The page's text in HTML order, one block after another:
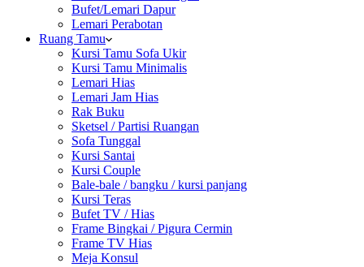
Bufet/Lemari Dapur
Lemari Perabotan
Ruang Tamu
Kursi Tamu Sofa Ukir
Kursi Tamu Minimalis
Lemari Hias
Lemari Jam Hias
Rak Buku
Sketsel / Partisi Ruangan
Sofa Tunggal
Kursi Santai
Kursi Couple
Bale-bale / bangku / kursi panjang
Kursi Teras
Bufet TV / Hias
Frame Bingkai / Pigura Cermin
Frame TV Hias
Meja Konsul